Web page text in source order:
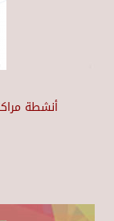
أنشطة